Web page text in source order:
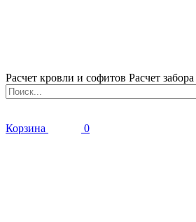
Расчет кровли и софитов Расчет забора
Корзина 0